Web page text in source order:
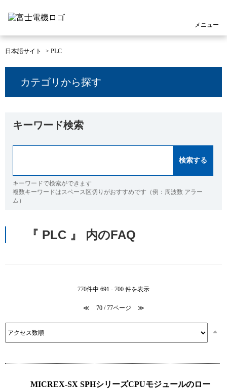
メニュー
日本語サイト > PLC
カテゴリから探す
キーワード検索
キーワードで検索ができます
複数キーワードはスペース区切りがおすすめです（例：周波数 アラー
ム）
『 PLC 』 内のFAQ
770件中 691 - 700 件を表示
≪ 70 / 77ページ ≫
MICREX-SX SPHシリーズCPUモジュールのロー